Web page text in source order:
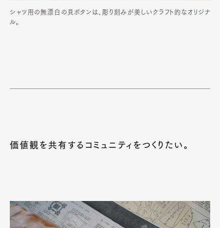
シャツ用の無漂白の貝ボタンは、彫り刻みが美しいクラフト的なオリジナ
ル。
価値観を共有するコミュニティをつくりたい。